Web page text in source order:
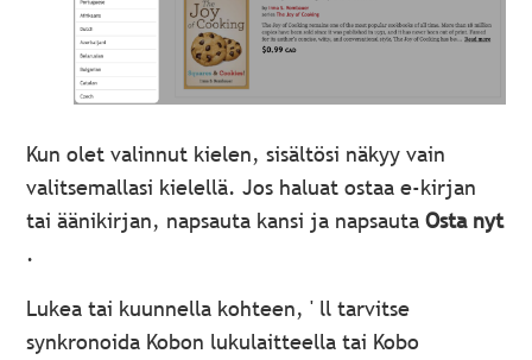
Kun olet valinnut kielen, sisältösi näkyy vain
valitsemallasi kielellä. Jos haluat ostaa e-kirjan
tai äänikirjan, napsauta kansi ja napsautaOsta nyt
.
Lukea tai kuunnella kohteen, ' ll tarvitse
synkronoida Kobon lukulaitteella tai Kobo